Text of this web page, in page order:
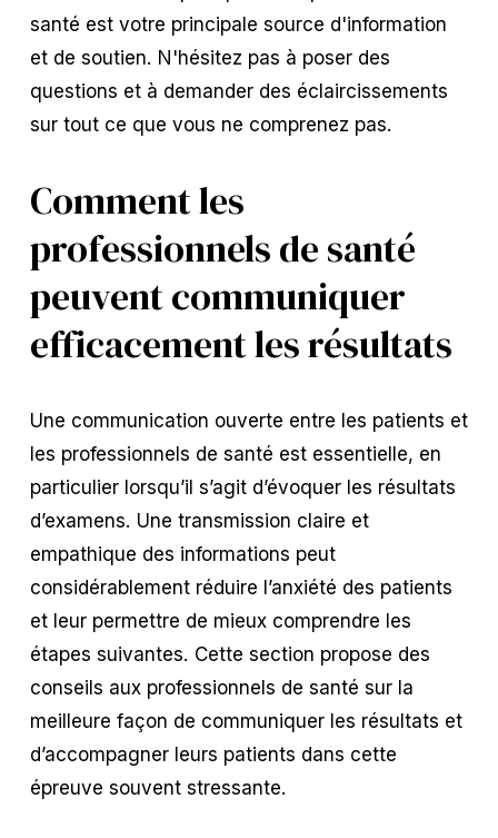
santé est votre principale source d'information
et de soutien. N'hésitez pas à poser des
questions et à demander des éclaircissements
sur tout ce que vous ne comprenez pas.
Comment les
professionnels de santé
peuvent communiquer
efficacement les résultats
Une communication ouverte entre les patients et
les professionnels de santé est essentielle, en
particulier lorsqu’il s’agit d’évoquer les résultats
d’examens. Une transmission claire et
empathique des informations peut
considérablement réduire l’anxiété des patients
et leur permettre de mieux comprendre les
étapes suivantes. Cette section propose des
conseils aux professionnels de santé sur la
meilleure façon de communiquer les résultats et
d’accompagner leurs patients dans cette
épreuve souvent stressante.